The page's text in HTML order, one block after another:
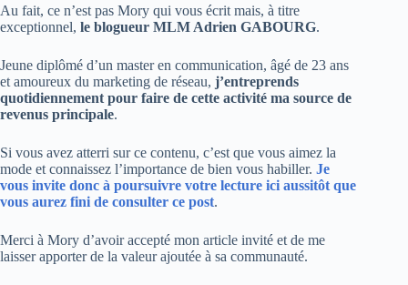
Au fait, ce n’est pas Mory qui vous écrit mais, à titre
exceptionnel, le blogueur MLM Adrien GABOURG.
Jeune diplômé d’un master en communication, âgé de 23 ans
et amoureux du marketing de réseau, j’entreprends
quotidiennement pour faire de cette activité ma source de
revenus principale.
Si vous avez atterri sur ce contenu, c’est que vous aimez la
mode et connaissez l’importance de bien vous habiller. Je
vous invite donc à poursuivre votre lecture ici aussitôt que
vous aurez fini de consulter ce post.
Merci à Mory d’avoir accepté mon article invité et de me
laisser apporter de la valeur ajoutée à sa communauté.